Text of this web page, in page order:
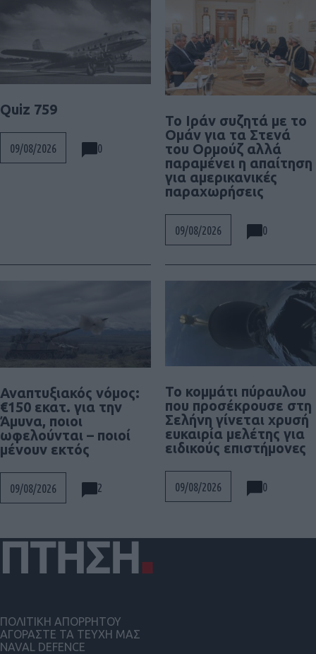
Quiz 759
09/08/2026 0
To Ιράν συζητά με το
Ομάν για τα Στενά
του Ορμούζ αλλά
παραμένει η απαίτηση
για αμερικανικές
παραχωρήσεις
09/08/2026 0
Αναπτυξιακός νόμος:
€150 εκατ. για την
Άμυνα, ποιοι
ωφελούνται – ποιοί
μένουν εκτός
09/08/2026 2
Το κομμάτι πύραυλου
που προσέκρουσε στη
Σελήνη γίνεται χρυσή
ευκαιρία μελέτης για
ειδικούς επιστήμονες
09/08/2026 0
ΠΟΛΙΤΙΚΗ ΑΠΟΡΡΗΤΟΥ
ΑΓΟΡΑΣΤΕ ΤΑ ΤΕΥΧΗ ΜΑΣ
NAVAL DEFENCE